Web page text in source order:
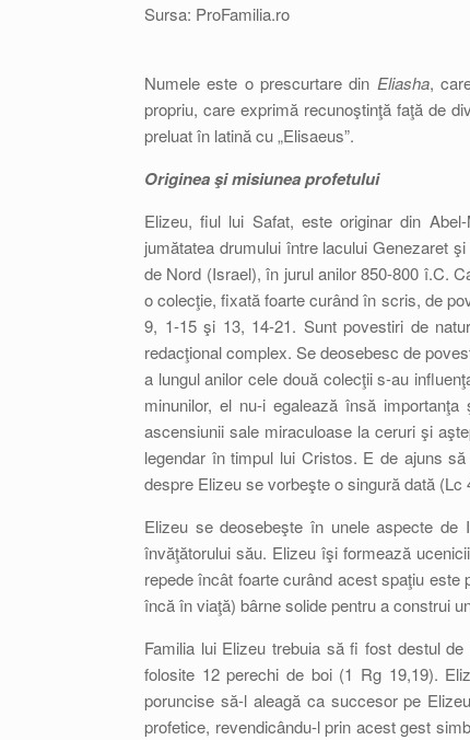
Sursa: ProFamilia.ro
Numele este o prescurtare din Eliasha,
propriu, care exprimă recunoştinţă faţă de
preluat în latină cu „Elisaeus”.
Originea şi misiunea profetului
Elizeu, fiul lui Safat, este originar din
jumătatea drumului între lacului Genezaret
de Nord (Israel), în jurul anilor 850-800 î.C.
o colecţie, fixată foarte curând în scris, de
9, 1-15 şi 13, 14-21. Sunt povestiri de
redacţional complex. Se deosebesc de
a lungul anilor cele două colecţii s-au
minunilor, el nu-i egalează însă
ascensiunii sale miraculoase la ceruri şi
legendar în timpul lui Cristos. E de ajuns
despre Elizeu se vorbeşte o singură dată (Lc
Elizeu se deosebeşte în unele aspecte
învăţătorului său. Elizeu îşi formează
repede încât foarte curând acest spaţiu
încă în viaţă) bârne solide pentru a construi
Familia lui Elizeu trebuia să fi fost destul
folosite 12 perechi de boi (1 Rg 19,19).
poruncise să-l aleagă ca succesor pe
profetice, revendicându-l prin acest gest